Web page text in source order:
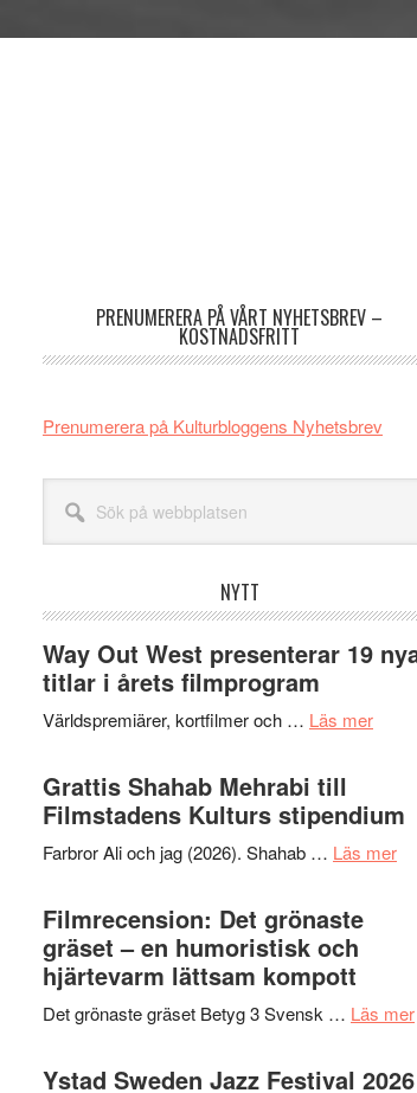
PRENUMERERA PÅ VÅRT NYHETSBREV –
KOSTNADSFRITT
Prenumerera på Kulturbloggens Nyhetsbrev
webbplatsen
NYTT
Way Out West presenterar 19
titlar i årets filmprogram
Världspremiärer, kortfilmer och … Läs merom
19
Grattis Shahab Mehrabi till
Filmstadens Kulturs stipendium
Farbror Ali och jag (2026). Shahab … Läs merom
Filmrecension: Det grönaste
gräset – en humoristisk och
hjärtevarm lättsam kompott
Det grönaste gräset Betyg 3 Svensk … Läs mer
Ystad Sweden Jazz Festival